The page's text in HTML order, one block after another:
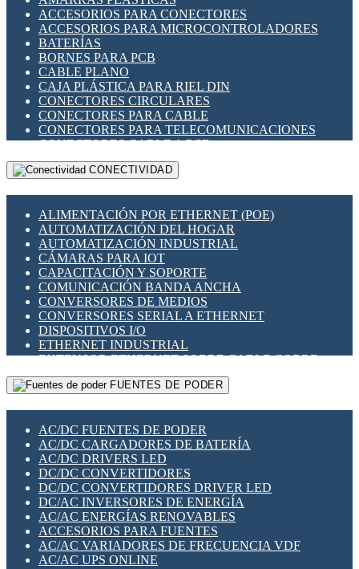
INDICADORES PARA PANEL
INTERFACES DE RELÉ
INTERRUPTORES FIN DE CARRERA
LLAVES CONMUTADORAS
MEDIDORES DE ENERGÍA Y TC'S DE CORRIENTE
MOTORES PASO A PASO
PANTALLAS HMI
PLC -CONTROLADORES LÓGICO PROGRAMABLES
PROGRAMADORES DE HORARIO
RELÉS DE PROTECCIÓN
SENSORES CAPACITIVOS
SENSORES INDUCTIVOS
TEMPORIZADORES
VARIACS
VARIADORES DE FRECUENCIA [VDF]
SECCIONADORES - INTERRUPTORES
MAQUINARIA
ACCESORIOS PARA CONECTORES
ACCESORIOS PARA MICROCONTROLADORES
BATERÍAS
BORNES PARA PCB
CABLE PLANO
CAJA PLÁSTICA PARA RIEL DIN
CONECTORES CIRCULARES
CONECTORES PARA CABLE
CONECTORES PARA TELECOMUNICACIONES
CONECTORES CABLE A PCB
CONECTORES PCB A CABLE
DIP SWITCHES
HERRAMIENTAS VARIAS
ILUMINACIÓN LED
INTERRUPTORES REED
INTERFACES DE RELÉ
OTROS RELÉS
PROTECCIÓN TÉRMICA
RELÉS AUTOMOTRICES
RELÉS DE SEÑAL
RELÉS DE ESTADO SÓLIDO SSR
RELÉS INDUSTRIALES
RELÉS MINIATURA DE POTENCIA
SENSORES MAGNÉTICOS
SWITCH Y MICROSWITCH
TARJETAS PI
UNIÓN Y DERIVACIÓN DE CABLE
CONECTIVIDAD
ALIMENTACIÓN POR ETHERNET (POE)
AUTOMATIZACIÓN DEL HOGAR
AUTOMATIZACIÓN INDUSTRIAL
CÁMARAS PARA IOT
CAPACITACIÓN Y SOPORTE
COMUNICACIÓN BANDA ANCHA
CONVERSORES DE MEDIOS
CONVERSORES SERIAL A ETHERNET
DISPOSITIVOS I/O
ETHERNET INDUSTRIAL
EXTENSOR ETHERNET SOBRE CABLE COBRE
GATEWAY LORAWAN
GESTIÓN DE REDES
PLACAS MODULARES IOT
SWITCHES Y REDES WIFI
SOLUCIONES IOT
SOLUCIONES LORAWAN
SOLUCIONES RED CELULAR
SEGURIDAD PARA REDES
SWITCHES LAN
TELEFONÍA IP (VOIP)
VIGILANCIA IP (CCTV)
MESHTASTIC
FUENTES DE PODER
AC/DC FUENTES DE PODER
AC/DC CARGADORES DE BATERÍA
AC/DC DRIVERS LED
DC/DC CONVERTIDORES
DC/DC CONVERTIDORES DRIVER LED
DC/AC INVERSORES DE ENERGÍA
AC/AC ENERGÍAS RENOVABLES
ACCESORIOS PARA FUENTES
AC/AC VARIADORES DE FRECUENCIA VDF
AC/AC UPS ONLINE